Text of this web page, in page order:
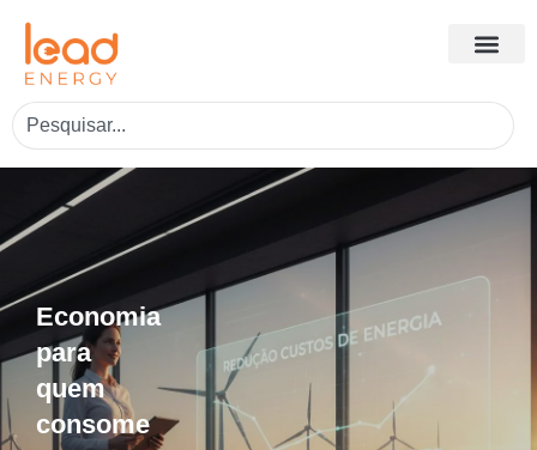
Economia
para
quem
consome